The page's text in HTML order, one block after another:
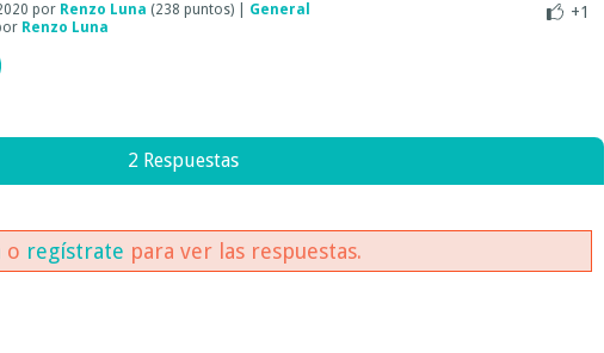
+1
por Renzo Luna (238 puntos)
General
Renzo Luna
2 Respuestas
o regístrate para ver las respuestas.